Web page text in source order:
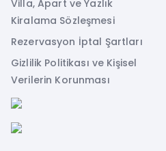
Villa, Apart ve Yazlık
Kiralama Sözleşmesi
Rezervasyon İptal Şartları
Gizlilik Politikası ve Kişisel
Verilerin Korunması